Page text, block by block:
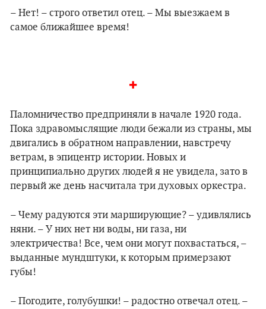
– Нет! – строго ответил отец. – Мы выезжаем в
самое ближайшее время!
✚
Паломничество предприняли в начале 1920 года.
Пока здравомыслящие люди бежали из страны, мы
двигались в обратном направлении, навстречу
ветрам, в эпицентр истории. Новых и
принципиально других людей я не увидела, зато в
первый же день насчитала три духовых оркестра.
– Чему радуются эти марширующие? – удивлялись
няни. – У них нет ни воды, ни газа, ни
электричества! Все, чем они могут похвастаться, –
выданные мундштуки, к которым примерзают
губы!
– Погодите, голубушки! – радостно отвечал отец. –